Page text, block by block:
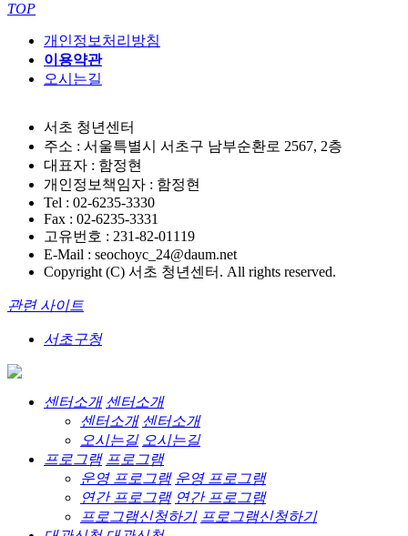
TOP
개인정보처리방침
이용약관
오시는길
서초 청년센터
주소 : 서울특별시 서초구 남부순환로 2567, 2층
대표자 : 함정현
개인정보책임자 : 함정현
Tel : 02-6235-3330
Fax : 02-6235-3331
고유번호 : 231-82-01119
E-Mail : seochoyc_24@daum.net
Copyright (C) 서초 청년센터. All rights reserved.
관련 사이트
서초구청
센터소개 센터소개
센터소개 센터소개
오시는길 오시는길
프로그램 프로그램
운영 프로그램 운영 프로그램
연간 프로그램 연간 프로그램
프로그램신청하기 프로그램신청하기